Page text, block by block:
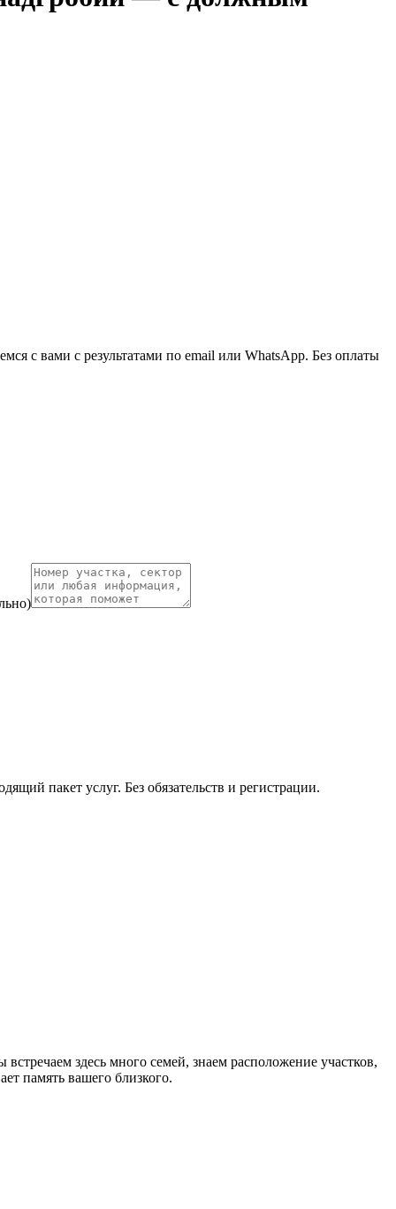
с вами с результатами по email или WhatsApp. Без оплаты
пакет услуг. Без обязательств и регистрации.
здесь много семей, знаем расположение участков,
память вашего близкого.